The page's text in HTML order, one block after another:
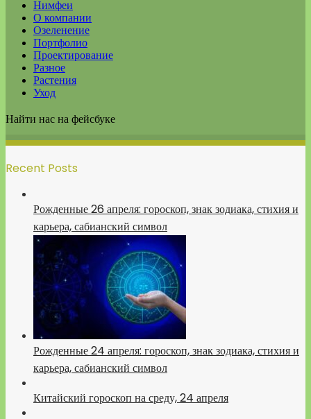
Нимфеи
О компании
Озеленение
Портфолио
Проектирование
Разное
Растения
Уход
Найти нас на фейсбуке
Recent Posts
Рожденные 26 апреля: гороскоп, знак зодиака, стихия и
карьера, сабианский символ
Рожденные 24 апреля: гороскоп, знак зодиака, стихия и
карьера, сабианский символ
Китайский гороскоп на среду, 24 апреля